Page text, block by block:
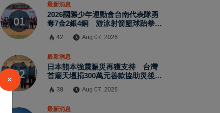
最新消息
2026國際少年運動會台南代表隊勇
奪7金2銀4銅 游泳射箭籃球跆拳道
42 Aug 07, 2026
最新消息
日本熊本強震賑災再獲支持 台灣
首廟天壇捐300萬元善款協助災後復
38 Aug 07, 2026
最新消息
×